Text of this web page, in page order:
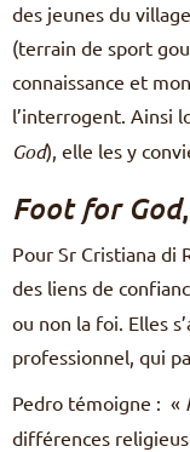
des jeunes du
(terrain de sport
connaissance et
l’interrogent. Ainsi
God), elle les y
Foot for God
Pour Sr Cristiana di
des liens de
ou non la foi. Elles
professionnel, qui
Pedro témoigne : «
différences